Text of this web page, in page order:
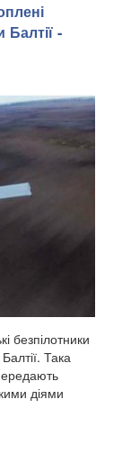
Балтії -
безпілотники
Така
діями